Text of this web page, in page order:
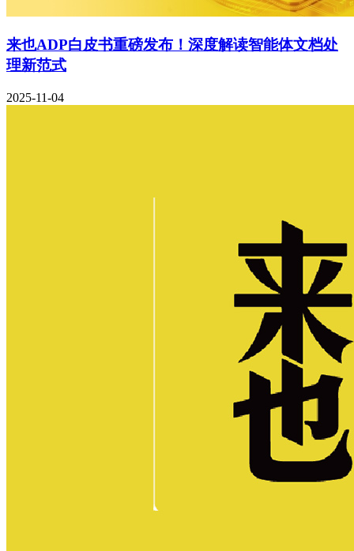
来也ADP白皮书重磅发布！深度解读智能体文档处
理新范式
2025-11-04